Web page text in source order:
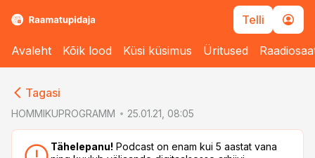
Telli
Avaleht Kõik lood Küsi küsimus Üritused
Tagasi
HOMMIKUPROGRAMM 25.01.21, 08:05
Tähelepanu! Podcast on enam kui 5 aastat vana